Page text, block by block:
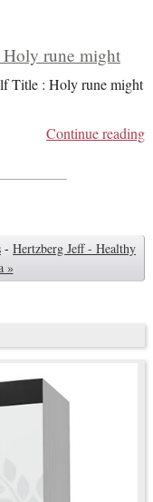
rune might
Title : Holy rune might
Continue reading
- Hertzberg Jeff - Healthy
»